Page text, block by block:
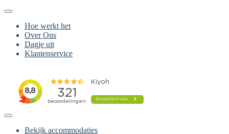
Hoe werkt het
Over Ons
Dagje uit
Klantenservice
Bekijk accommodaties